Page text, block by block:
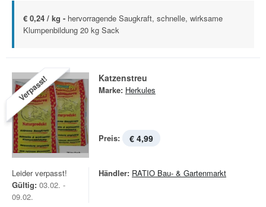
€ 0,24 / kg - hervorragende Saugkraft, schnelle, wirksame
Klumpenbildung 20 kg Sack
Verpasst! Katzenstreu
Marke: Herkules
Preis: € 4,99
Leider verpasst!
Gültig: 03.02. -
09.02.
Händler: RATIO Bau- & Gartenmarkt